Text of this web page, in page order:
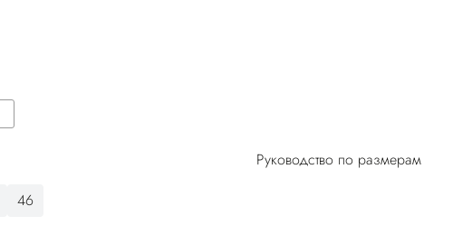
Руководство по размерам
46